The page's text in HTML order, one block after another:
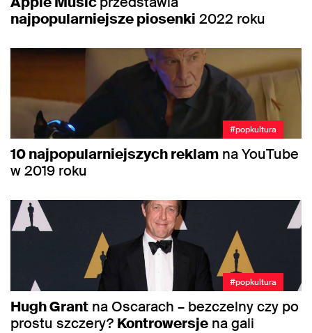
najpopularniejsze piosenki 2022 roku
#popkultura
10 najpopularniejszych reklam na YouTube
w 2019 roku
#popkultura
Hugh Grant na Oscarach – bezczelny czy po
prostu szczery? Kontrowersje na gali